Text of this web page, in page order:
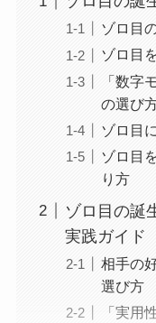
ゾロ目
ゾロ目
「数字
の選び
ゾロ目
ゾロ目
り方
ゾロ目の誕
実践ガイド
相手の
選び方
「実用